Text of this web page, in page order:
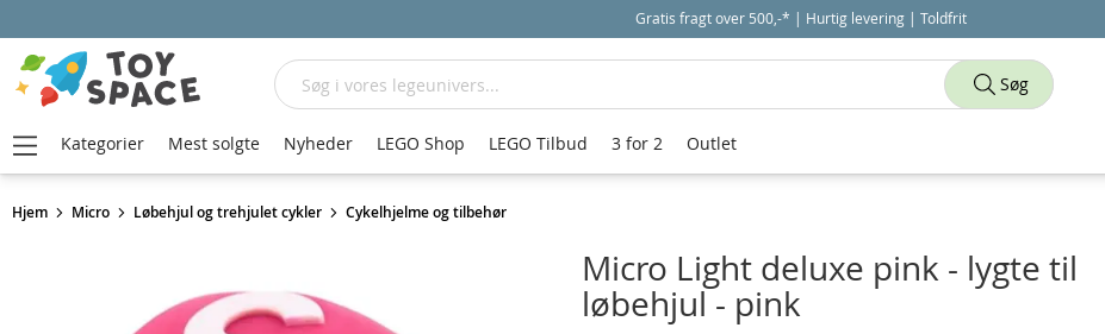
Gratis fragt over 500,-* | Hurtig levering | Toldfrit
Hjem Micro Løbehjul og trehjulet cykler Cykelhjelme og tilbehør
Micro Light deluxe pink - lygte til
løbehjul - pink
Søg
Søg
Kategorier Mest solgte Nyheder LEGO Shop LEGO Tilbud 3 for 2 Outlet